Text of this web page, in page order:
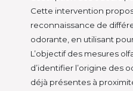
Cette intervention
reconnaissance de
odorante, en utilisant
L’objectif des mesures
d’identifier l’origine des
déjà présentes à